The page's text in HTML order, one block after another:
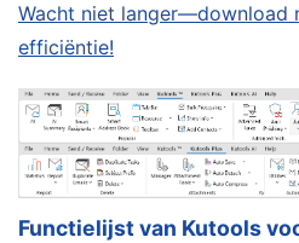
Wacht niet langer—download
efficiëntie!
Functielijst van Kutools